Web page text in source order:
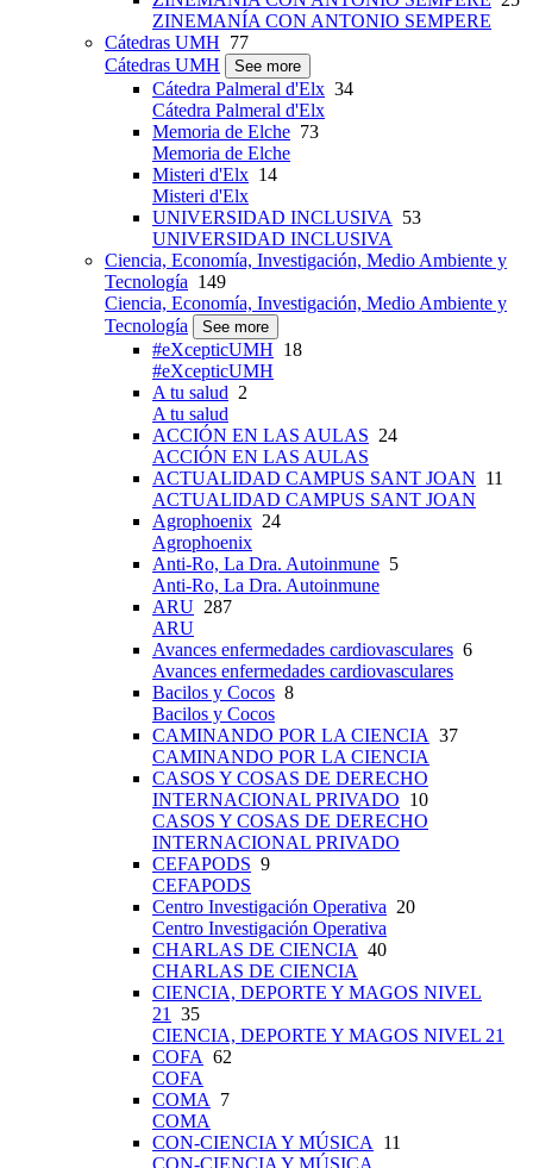
ZINEMANÍA CON ANTONIO SEMPERE
Cátedras UMH 77
Cátedras UMH
See more
Cátedra Palmeral d'Elx 34
Cátedra Palmeral d'Elx
Memoria de Elche 73
Memoria de Elche
Misteri d'Elx 14
Misteri d'Elx
UNIVERSIDAD INCLUSIVA
53
UNIVERSIDAD INCLUSIVA
Ciencia, Economía, Investigación, Medio Ambiente y
Tecnología 149
Ciencia, Economía, Investigación, Medio Ambiente y
Tecnología
See more
#eXcepticUMH 18
#eXcepticUMH
A tu salud 2
A tu salud
ACCIÓN EN LAS AULAS 24
ACCIÓN EN LAS AULAS
ACTUALIDAD CAMPUS SANT JOAN 11
ACTUALIDAD CAMPUS SANT JOAN
Agrophoenix 24
Agrophoenix
Anti-Ro, La Dra. Autoinmune 5
Anti-Ro, La Dra. Autoinmune
ARU 287
ARU
Avances enfermedades cardiovasculares 6
Avances enfermedades cardiovasculares
Bacilos y Cocos 8
Bacilos y Cocos
CAMINANDO POR LA CIENCIA 37
CAMINANDO POR LA CIENCIA
CASOS Y COSAS DE DERECHO
INTERNACIONAL PRIVADO 10
CASOS Y COSAS DE DERECHO
INTERNACIONAL PRIVADO
CEFAPODS 9
CEFAPODS
Centro Investigación Operativa 20
Centro Investigación Operativa
CHARLAS DE CIENCIA 40
CHARLAS DE CIENCIA
CIENCIA, DEPORTE Y MAGOS NIVEL
21
35
CIENCIA, DEPORTE Y MAGOS NIVEL 21
COFA 62
COFA
COMA
7
COMA
CON-CIENCIA Y MÚSICA
11